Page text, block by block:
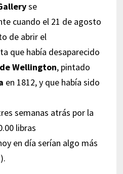
se
cuando el 21 de agosto
de abrir el
que había desaparecido
Wellington, pintado
en 1812, y que había sido
semanas atrás por la
libras
en día serían algo más